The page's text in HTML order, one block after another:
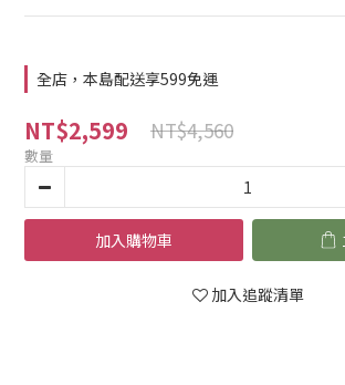
全店，本島配送享599免運
NT$2,599 NT$4,560
數量
加入購物車
加入追蹤清單